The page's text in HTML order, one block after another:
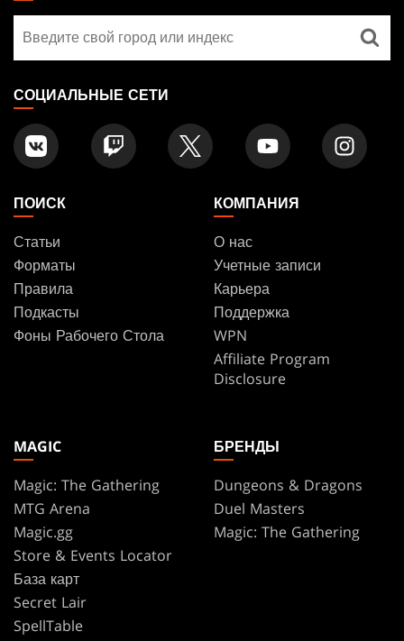
GATHERING
FOOTER
магазин
СОЦИАЛЬНЫЕ СЕТИ
ПОИСК
Статьи
Форматы
Правила
Подкасты
Фоны Рабочего Стола
КОМПАНИЯ
О нас
Учетные записи
Карьера
Поддержка
WPN
Affiliate Program
Disclosure
MAGIC
Magic: The Gathering
MTG Arena
Magic.gg
Store & Events Locator
База карт
Secret Lair
SpellTable
БРЕНДЫ
Dungeons & Dragons
Duel Masters
Magic: The Gathering